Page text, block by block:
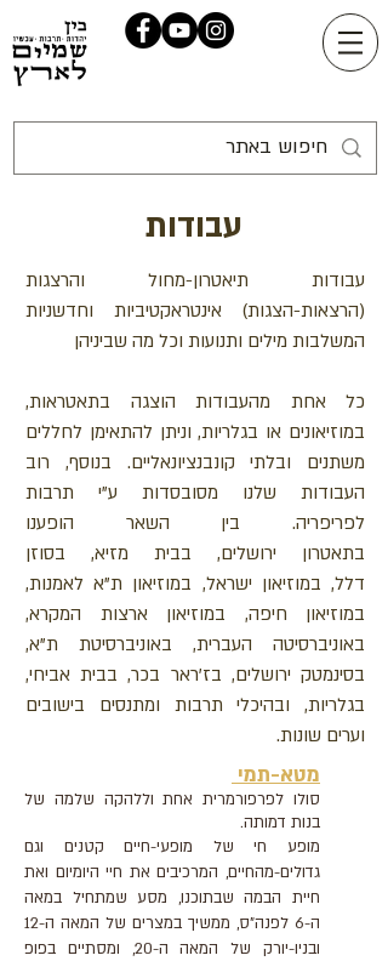
עבודות
עבודות תיאטרון-מחול והרצגות
(הרצאות-הצגות) אינטראקטיביות וחדשניות
המשלבות מילים ותנועות וכל מה שביניהן
כל אחת מהעבודות הוצגה בתאטראות,
במוזיאונים או בגלריות, וניתן להתאימן לחללים
משתנים ובלתי קונבנציונאליים. בנוסף, רוב
העבודות שלנו מסובסדות ע"י תרבות
לפריפריה. בין השאר הופענו
בתאטרון ירושלים, בבית מזיא, בסוזן
דלל, במוזיאון ישראל, במוזיאון ת"א לאמנות,
במוזיאון חיפה, במוזיאון ארצות המקרא,
באוניברסיטה העברית, באוניברסיטת ת"א,
בסינמטק ירושלים, בז'ראר בכר, בבית אביחי,
בגלריות, ובהיכלי תרבות ומתנסים בישובים
וערים שונות.
מטא-תמי
סולו לפרפורמרית אחת וללהקה שלמה של
בנות דמותה.
מופע חי של מופעי-חיים קטנים וגם
גדולים-מהחיים, המרכיבים את חיי היומיום ואת
חיית הבמה שבתוכנו, מסע שמתחיל במאה
ה-6 לפנה"ס, ממשיך במצרים של המאה ה-12
ובניו-יורק של המאה ה-20, ומסתיים בפופ